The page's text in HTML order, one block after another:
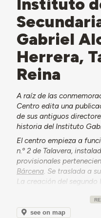
Instituto
Gabriel
Herrera,
Reina
A raíz de las
Centro edita una
de sus antiguos
historia del Instituto
El centro empieza a
n.º 2 de Talavera,
provisionales
Bárcena. Se traslada a
La creación del
menos favorecidas de la
González Valdepeñas,
see on map